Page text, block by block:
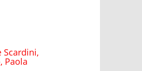
Scardini,
Paola